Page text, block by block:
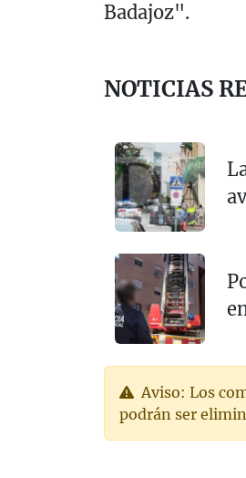
Badajoz".
NOTICIAS
Aviso: Los
podrán ser